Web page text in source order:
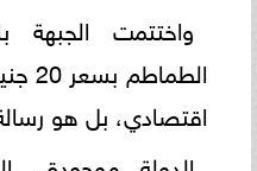
واختتمت الجبهة
اقتصادي، بل هو